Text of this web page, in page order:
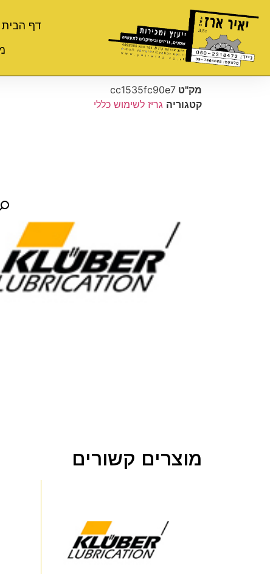
דף הבית
מק"ט cc1535fc90e7
קטגוריה גריז לשימוש כללי
מוצרים קשורים